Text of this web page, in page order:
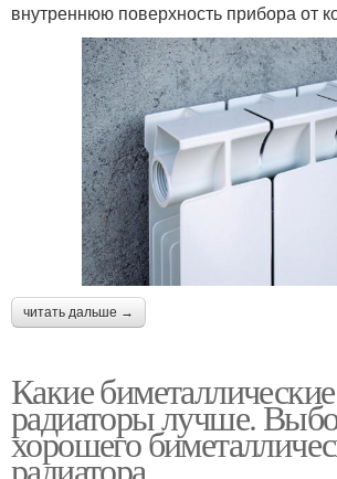
внутреннюю поверхность прибора от
читать дальше →
Какие биметаллические
радиаторы лучше.
хорошего